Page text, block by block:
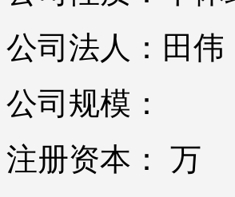
公司法人：田伟
公司规模：
注册资本： 万